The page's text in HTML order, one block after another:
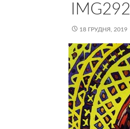
IMG292
18 ГРУДНЯ, 2019